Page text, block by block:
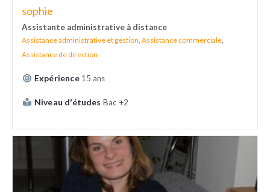
sophie
Assistante administrative à distance
Assistance administrative et gestion Assistance commerciale
Assistance de direction
Expérience 15 ans
Niveau d'études Bac +2